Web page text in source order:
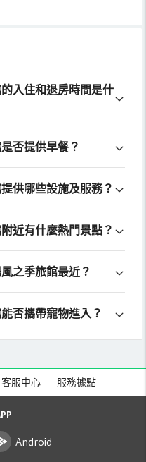
入住和退房時間是什
否提供早餐？
供哪些設施及服務？
近有什麼熱門景點？
之季旅館最近？
否攜帶寵物進入？
客服中心 服務據點
Android